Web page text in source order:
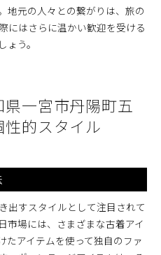
地元の人々との繋がりは、旅の
にはさらに温かい歓迎を受ける
う。
一宮市丹陽町五
的スタイル
出すスタイルとして注目されて
市場には、さまざまな古着アイ
たアイテムを使って独自のファ